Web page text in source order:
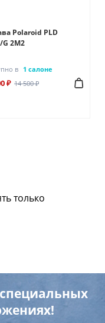
Polaroid PLD
G 2M2
в 1 салоне
₽ 14 500 ₽
только